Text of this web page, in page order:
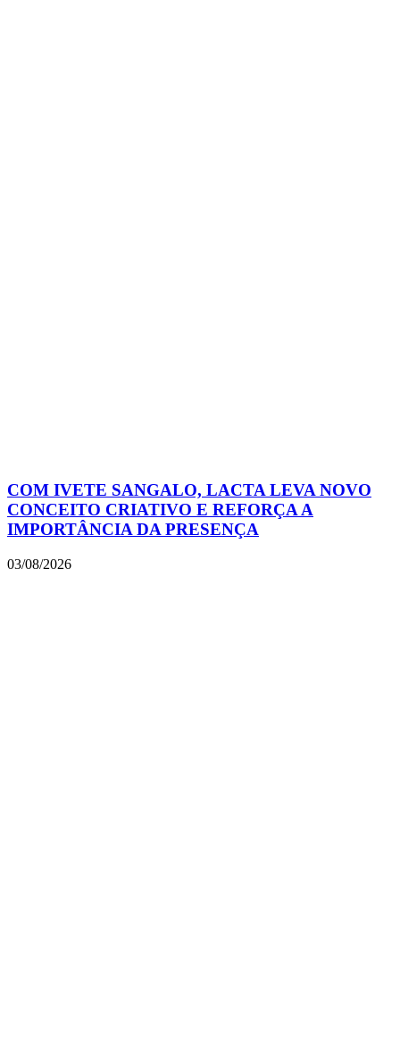
COM IVETE SANGALO, LACTA LEVA NOVO
CONCEITO CRIATIVO E REFORÇA A
IMPORTÂNCIA DA PRESENÇA
03/08/2026